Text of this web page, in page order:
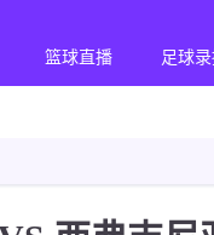
篮球直播 足球